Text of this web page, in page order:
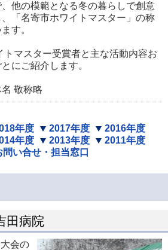
他の模範となる冬の暮らしで創意
「名寄市ホワイトマスター」の称
す。
トマスター受賞者と主な活動内容お
にご紹介します。
敬称略
年度 2017年度
2016年度
年度 2013年度
2011年度
問い合せ・担当窓口
田病院
会の